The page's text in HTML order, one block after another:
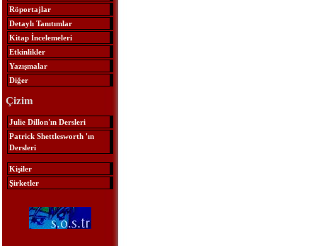
Röportajlar
Detaylı Tanıtımlar
Kitap İncelemeleri
Etkinlikler
Yazışmalar
Diğer
Çizim
Julie Dillon'ın Dersleri
Patrick Shettlesworth 'ın
Dersleri
Kişiler
Şirketler